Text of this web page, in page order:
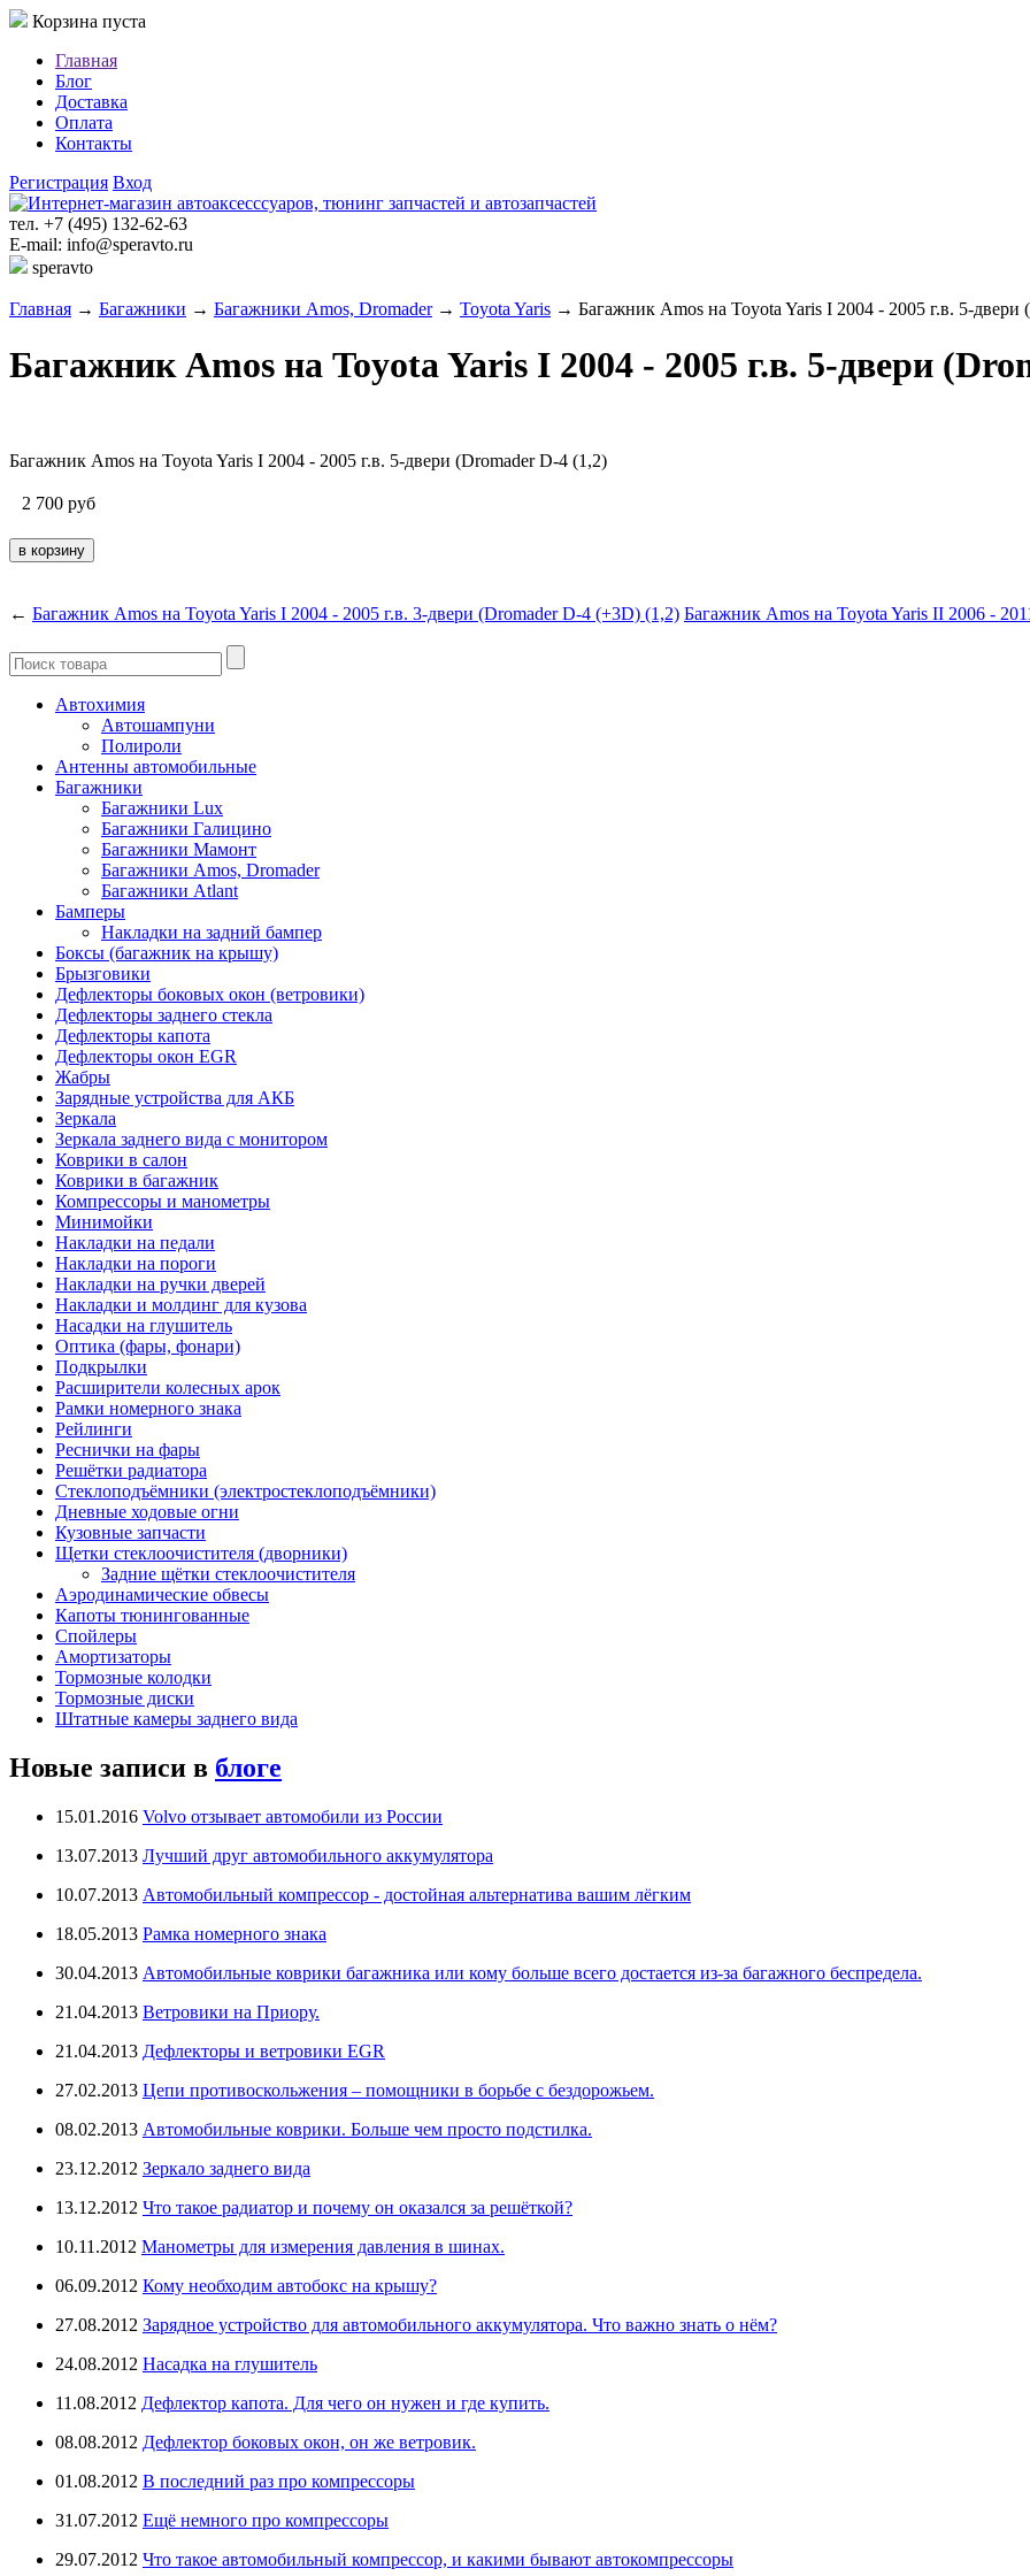
Корзина пуста
Главная
Блог
Доставка
Оплата
Контакты
Регистрация Вход
тел. +7 (495) 132-62-63
E-mail: info@speravto.ru
speravto
Главная → Багажники → Багажники Amos, Dromader→ Toyota Yaris → Багажник Amos на Toyota Yaris I 2004 - 2005 г.в. 5-двери
Багажник Amos на Toyota Yaris I 2004 - 2005 г.в. 5-двери
Багажник Amos на Toyota Yaris I 2004 - 2005 г.в. 5-двери (Dromader D-4 (1,2)
2 700 руб
← Багажник Amos на Toyota Yaris I 2004 - 2005 г.в. 3-двери (Dromader D-4 (+3D) (1,2) Багажник Amos на Toyota Yaris II 2006 -
Автохимия
Автошампуни
Полироли
Антенны автомобильные
Багажники
Багажники Lux
Багажники Галицино
Багажники Мамонт
Багажники Amos, Dromader
Багажники Atlant
Бамперы
Накладки на задний бампер
Боксы (багажник на крышу)
Брызговики
Дефлекторы боковых окон (ветровики)
Дефлекторы заднего стекла
Дефлекторы капота
Дефлекторы окон EGR
Жабры
Зарядные устройства для АКБ
Зеркала
Зеркала заднего вида с монитором
Коврики в салон
Коврики в багажник
Компрессоры и манометры
Минимойки
Накладки на педали
Накладки на пороги
Накладки на ручки дверей
Накладки и молдинг для кузова
Насадки на глушитель
Оптика (фары, фонари)
Подкрылки
Расширители колесных арок
Рамки номерного знака
Рейлинги
Реснички на фары
Решётки радиатора
Стеклоподъёмники (электростеклоподъёмники)
Дневные ходовые огни
Кузовные запчасти
Щетки стеклоочистителя (дворники)
Задние щётки стеклоочистителя
Аэродинамические обвесы
Капоты тюнингованные
Спойлеры
Амортизаторы
Тормозные колодки
Тормозные диски
Штатные камеры заднего вида
Новые записи в блоге
15.01.2016 Volvo отзывает автомобили из России
13.07.2013 Лучший друг автомобильного аккумулятора
10.07.2013 Автомобильный компрессор - достойная альтернатива вашим лёгким
18.05.2013 Рамка номерного знака
30.04.2013 Автомобильные коврики багажника или кому больше всего достается из-за багажного беспредела.
21.04.2013 Ветровики на Приору.
21.04.2013 Дефлекторы и ветровики EGR
27.02.2013 Цепи противоскольжения – помощники в борьбе с бездорожьем.
08.02.2013 Автомобильные коврики. Больше чем просто подстилка.
23.12.2012 Зеркало заднего вида
13.12.2012 Что такое радиатор и почему он оказался за решёткой?
10.11.2012 Манометры для измерения давления в шинах.
06.09.2012 Кому необходим автобокс на крышу?
27.08.2012 Зарядное устройство для автомобильного аккумулятора. Что важно знать о нём?
24.08.2012 Насадка на глушитель
11.08.2012 Дефлектор капота. Для чего он нужен и где купить.
08.08.2012 Дефлектор боковых окон, он же ветровик.
01.08.2012 В последний раз про компрессоры
31.07.2012 Ещё немного про компрессоры
29.07.2012 Что такое автомобильный компрессор, и какими бывают автокомпрессоры